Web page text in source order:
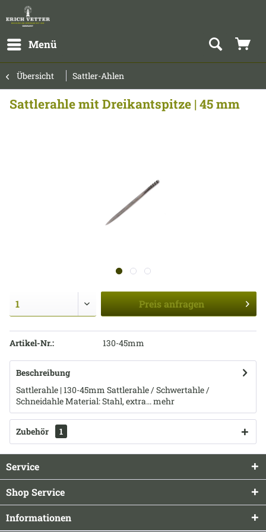
Menü
Übersicht Sattler-Ahlen
Sattlerahle mit Dreikantspitze | 45 mm
Preis anfragen
Artikel-Nr.: 130-45mm
Beschreibung
Sattlerahle | 130-45mm Sattlerahle / Schwertahle /
Schneidahle Material: Stahl, extra...mehr
Zubehör 1
Service
Shop Service
Informationen